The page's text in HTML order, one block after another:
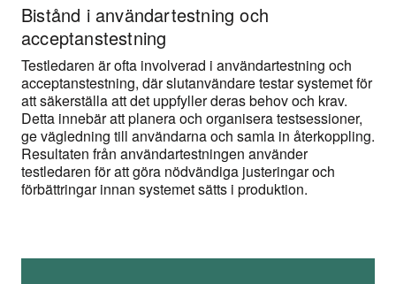
Bistånd i användartestning och
acceptanstestning
Testledaren är ofta involverad i användartestning och
acceptanstestning, där slutanvändare testar systemet för
att säkerställa att det uppfyller deras behov och krav.
Detta innebär att planera och organisera testsessioner,
ge vägledning till användarna och samla in återkoppling.
Resultaten från användartestningen använder
testledaren för att göra nödvändiga justeringar och
förbättringar innan systemet sätts i produktion.